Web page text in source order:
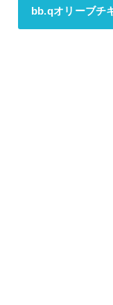
bb.qオリーブチ